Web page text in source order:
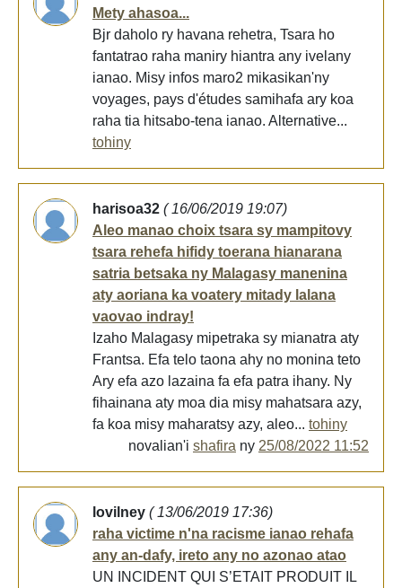
Mety ahasoa...
Bjr daholo ry havana rehetra, Tsara ho
fantatrao raha maniry hiantra any ivelany
ianao. Misy infos maro2 mikasikan'ny
voyages, pays d'études samihafa ary koa
raha tia hitsabo-tena ianao. Alternative...
tohiny
harisoa32 ( 16/06/2019 19:07)
Aleo manao choix tsara sy mampitovy
tsara rehefa hifidy toerana hianarana
satria betsaka ny Malagasy manenina
aty aoriana ka voatery mitady lalana
vaovao indray!
Izaho Malagasy mipetraka sy mianatra aty
Frantsa. Efa telo taona ahy no monina teto
Ary efa azo lazaina fa efa patra ihany. Ny
fihainana aty moa dia misy mahatsara azy,
fa koa misy maharatsy azy, aleo... tohiny
novalian'i shafira ny 25/08/2022 11:52
lovilney ( 13/06/2019 17:36)
raha victime n'na racisme ianao rehafa
any an-dafy, ireto any no azonao atao
UN INCIDENT QUI S’ETAIT PRODUIT IL